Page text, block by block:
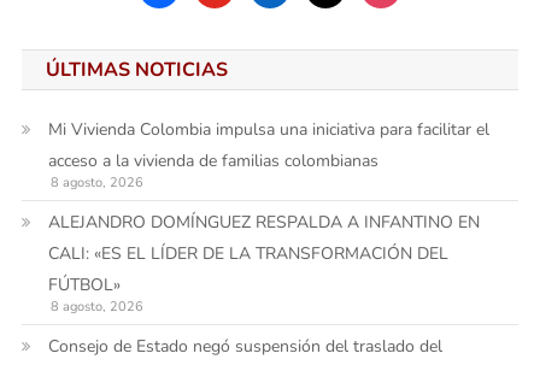
ÚLTIMAS NOTICIAS
Mi Vivienda Colombia impulsa una iniciativa para facilitar el
acceso a la vivienda de familias colombianas
8 agosto, 2026
ALEJANDRO DOMÍNGUEZ RESPALDA A INFANTINO EN
CALI: «ES EL LÍDER DE LA TRANSFORMACIÓN DEL
FÚTBOL»
8 agosto, 2026
Consejo de Estado negó suspensión del traslado del